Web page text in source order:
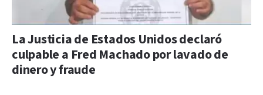
La Justicia de Estados Unidos declaró
culpable a Fred Machado por lavado de
dinero y fraude